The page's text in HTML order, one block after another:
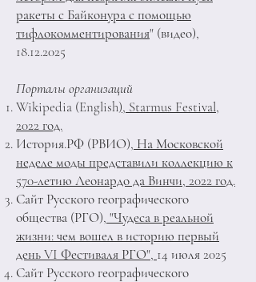
ракеты с Байконура с помощью
тифлокомментирования" (видео),
18.12.2025
Порталы организаций
Wikipedia (English), Starmus Festival,
2022 год.
История.РФ (РВИО), На Московской
неделе моды представили коллекцию к
570-летию Леонардо да Винчи, 2022 год.
Сайт Русского географического
общества (РГО), "Чудеса в реальной
жизни: чем вошел в историю первый
день VI Фестиваля РГО", 14 июля 2025
Сайт Русского географического